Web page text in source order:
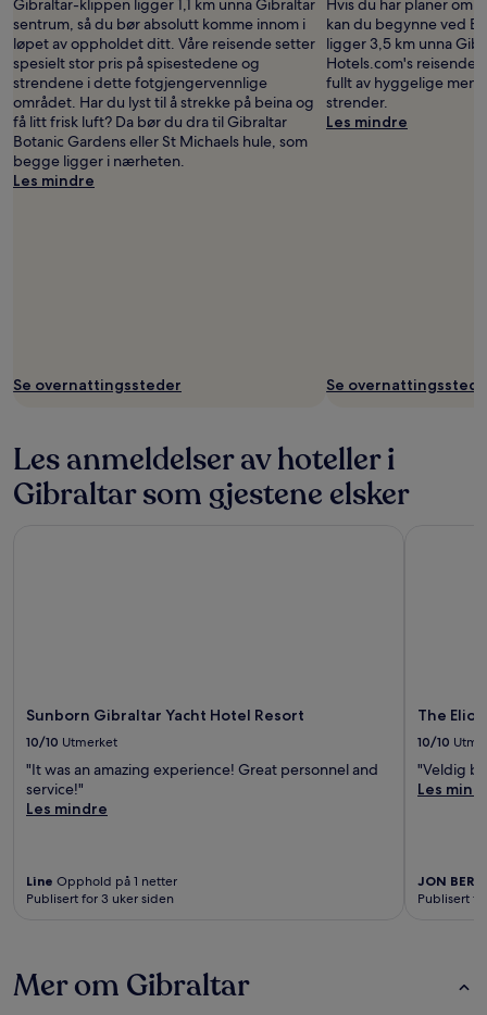
Gibraltar-klippen ligger 1,1 km unna Gibraltar
sentrum, så du bør absolutt komme innom i
løpet av oppholdet ditt. Våre reisende setter
spesielt stor pris på spisestedene og
strendene i dette fotgjengervennlige
området. Har du lyst til å strekke på beina og
få litt frisk luft? Da bør du dra til Gibraltar
Botanic Gardens eller St Michaels hule, som
begge ligger i nærheten.
Les mindre
Se overnattingssteder
Hvis du har planer om
kan du begynne ved
ligger 3,5 km unna
Hotels.com's reisende
fullt av hyggelige
strender.
Les mindre
Se
Les anmeldelser av hoteller i
Gibraltar som gjestene elsker
Sunborn Gibraltar Yacht Hotel Resort
10/10 Utmerket
"It was an amazing experience! Great personnel and
service!"
Les mindre
Line Opphold på 1 netter
Publisert for 3 uker siden
The
10/10
"Veldig
Les
JON
Publisert
Mer om Gibraltar